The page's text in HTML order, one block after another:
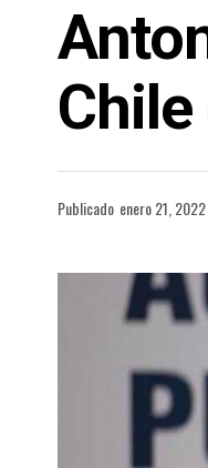
Publicado enero 21, 2022